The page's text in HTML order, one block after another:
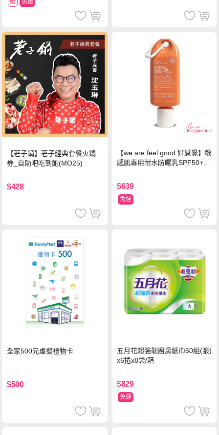
【荖子鍋】荖子經典套餐火鍋
券_自助吧吃到飽(MO25)
$428
【we are feel good 好感覺】敏
感肌專用耐水防曬乳SPF50+ 7
$639
免運
全家500元虛擬禮物卡
$500
五月花超強韌廚房紙巾60組(張)
x6捲x8袋/箱
$829
免運